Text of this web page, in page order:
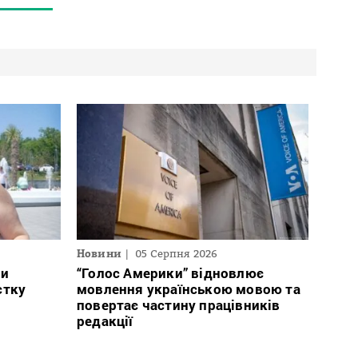
Новини 05 Серпня 2026
“Голос Америки” відновлює
мовлення українською мовою та
повертає частину працівників
редакції